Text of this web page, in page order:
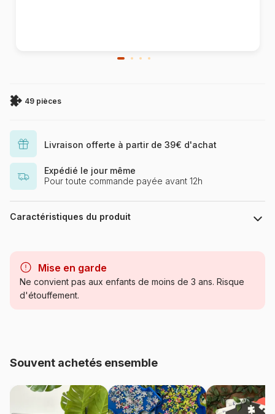
49 pièces
Livraison offerte à partir de 39€ d'achat
Expédié le jour même
Pour toute commande payée avant 12h
Caractéristiques du produit
Catégorie
Ravensburger-05091
Mise en garde
Ne convient pas aux enfants de moins de 3 ans. Risque
d'étouffement.
Souvent achetés ensemble